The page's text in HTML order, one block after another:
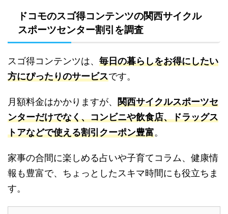
ドコモのスゴ得コンテンツの関西サイクル
スポーツセンター割引を調査
スゴ得コンテンツは、 毎日の暮らしをお得にしたい
方にぴったりのサービスです。
月額料金はかかりますが、 関西サイクルスポーツセ
ンターだけでなく、コンビニや飲食店、ドラッグス
トアなどで使える割引クーポン豊富。
家事の合間に楽しめる占いや子育てコラム、健康情
報も豊富で、ちょっとしたスキマ時間にも役立ちま
す。